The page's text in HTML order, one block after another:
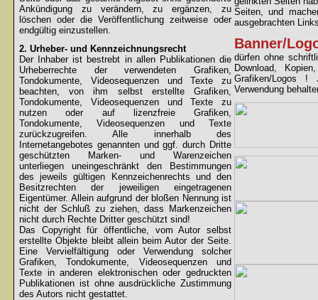
Ankündigung zu verändern, zu ergänzen, zu
löschen oder die Veröffentlichung zeitweise oder
endgültig einzustellen.
2. Urheber- und Kennzeichnungsrecht
Der Inhaber ist bestrebt in allen Publikationen die
Urheberrechte der verwendeten Grafiken,
Tondokumente, Videosequenzen und Texte zu
beachten, von ihm selbst erstellte Grafiken,
Tondokumente, Videosequenzen und Texte zu
nutzen oder auf lizenzfreie Grafiken,
Tondokumente, Videosequenzen und Texte
zurückzugreifen. Alle innerhalb des
Internetangebotes genannten und ggf. durch Dritte
geschützten Marken- und Warenzeichen
unterliegen uneingeschränkt den Bestimmungen
des jeweils gültigen Kennzeichenrechts und den
Besitzrechten der jeweiligen eingetragenen
Eigentümer. Allein aufgrund der bloßen Nennung ist
nicht der Schluß zu ziehen, dass Markenzeichen
nicht durch Rechte Dritter geschützt sind!
Das Copyright für öffentliche, vom Autor selbst
erstellte Objekte bleibt allein beim Autor der Seite.
Eine Vervielfältigung oder Verwendung solcher
Grafiken, Tondokumente, Videosequenzen und
Texte in anderen elektronischen oder gedruckten
Publikationen ist ohne ausdrückliche Zustimmung
des Autors nicht gestattet.
Seiten, und
ausgebrachten
Banner/
dürfen ohne
Download,
Grafiken/Logos !
Verwendung